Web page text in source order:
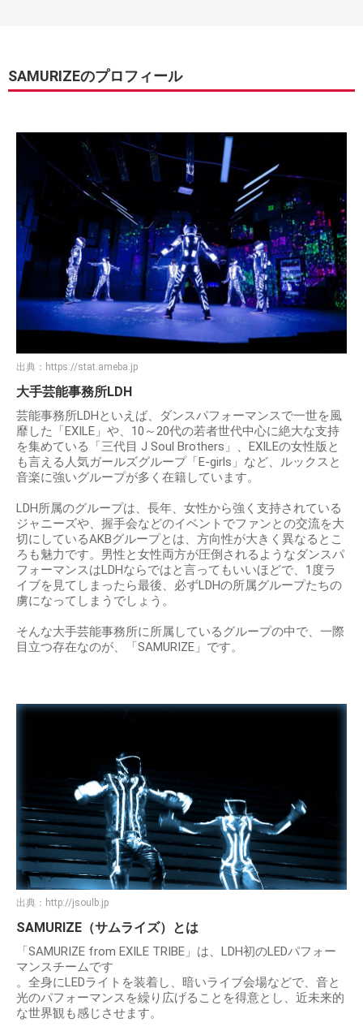
SAMURIZEのプロフィール
出典： https://stat.ameba.jp
大手芸能事務所LDH
芸能事務所LDHといえば、ダンスパフォーマンスで一世を風
靡した「EXILE」や、10～20代の若者世代中心に絶大な支持
を集めている「三代目 J Soul Brothers」、EXILEの女性版と
も言える人気ガールズグループ「E-girls」など、ルックスと
音楽に強いグループが多く在籍しています。
LDH所属のグループは、長年、女性から強く支持されている
ジャニーズや、握手会などのイベントでファンとの交流を大
切にしているAKBグループとは、方向性が大きく異なるとこ
ろも魅力です。男性と女性両方が圧倒されるようなダンスパ
フォーマンスはLDHならではと言ってもいいほどで、1度ラ
イブを見てしまったら最後、必ずLDHの所属グループたちの
虜になってしまうでしょう。
そんな大手芸能事務所に所属しているグループの中で、一際
目立つ存在なのが、「SAMURIZE」です。
出典： http://jsoulb.jp
SAMURIZE（サムライズ）とは
「SAMURIZE from EXILE TRIBE」は、LDH初のLEDパフォー
マンスチームです
。全身にLEDライトを装着し、暗いライブ会場などで、音と
光のパフォーマンスを繰り広げることを得意とし、近未来的
な世界観も感じさせます。